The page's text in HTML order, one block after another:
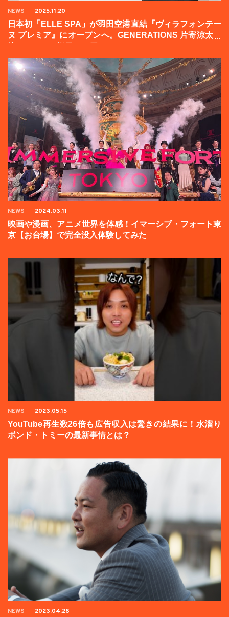
NEWS 2025.11.20
日本初「ELLE SPA」が羽田空港直結『ヴィラフォンテー
ヌ プレミア』にオープンへ。GENERATIONS 片寄涼太登
NEWS 2024.03.11
映画や漫画、アニメ世界を体感！イマーシブ・フォート東
京【お台場】で完全没入体験してみた
NEWS 2023.05.15
YouTube再生数26倍も広告収入は驚きの結果に！水溜り
ボンド・トミーの最新事情とは？
NEWS 2023.04.28